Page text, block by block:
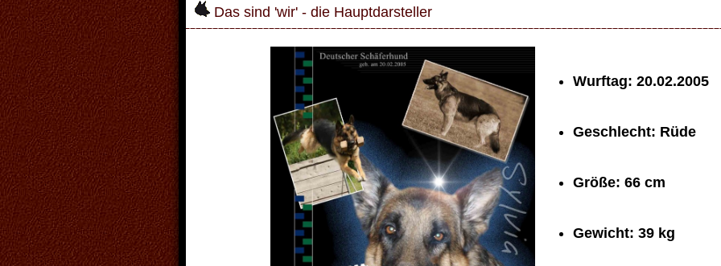
Das sind 'wir' - die Hauptdarsteller
Wurftag: 20.02.2005
Geschlecht: Rüde
Größe: 66 cm
Gewicht: 39 kg